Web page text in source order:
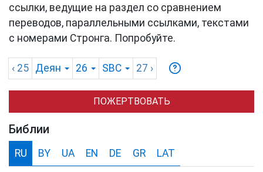
ссылки, ведущие на раздел со сравнением
переводов, параллельными ссылками, текстами
с номерами Стронга. Попробуйте.
‹ 25 Деян 26 SBC 27 ›
ПОЖЕРТВОВАТЬ
Библии
RU BY UA EN DE GR LAT